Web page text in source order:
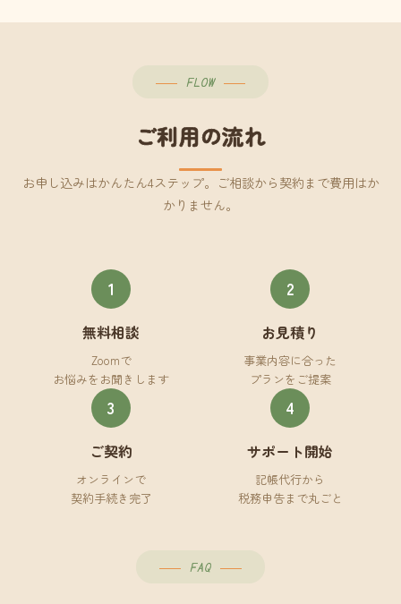
FLOW
ご利用の流れ
お申し込みはかんたん4ステップ。ご相談から契約まで費用はか
かりません。
1
無料相談
Zoomで
お悩みをお聞きします
2
お見積り
事業内容に合った
プランをご提案
3
ご契約
オンラインで
契約手続き完了
4
サポート開始
記帳代行から
税務申告まで丸ごと
FAQ